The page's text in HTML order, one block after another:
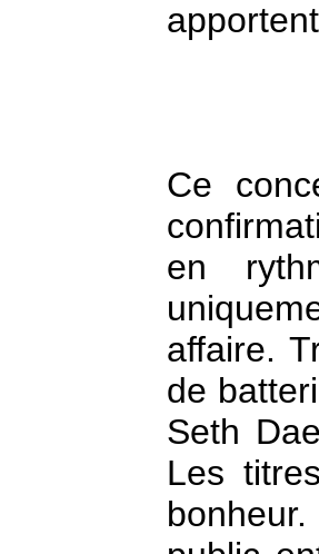
Ce
en
affaire.
de
Seth
Les